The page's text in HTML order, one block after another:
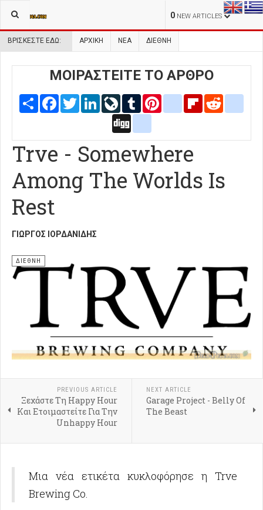
0 NEW ARTICLES
ΒΡΊΣΚΕΣΤΕ ΕΔΏ: ΑΡΧΙΚΉ ΝΕΑ ΔΙΕΘΝΗ
ΜΟΙΡΑΣΤΕΙΤΕ ΤΟ ΑΡΘΡΟ
Share FacebookTwitterLinkedInLiveJournal
Tumblr Pinterestblogger_post
Flipboard
Trve - Somewhere
Among The Worlds Is
Rest
ΓΙΏΡΓΟΣ ΙΟΡΔΑΝΊΔΗΣ
ΔΙΕΘΝΗ
PREVIOUS ARTICLE
Ξεχάστε Τη Happy Hour
Και Ετοιμαστείτε Για Την
Unhappy Hour
NEXT ARTICLE
Garage Project - Belly Of
The Beast
Μια νέα ετικέτα κυκλοφόρησε η Trve
Brewing Co.